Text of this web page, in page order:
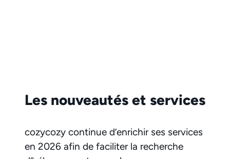
Les nouveautés et services
cozycozy continue d’enrichir ses services
en 2026 afin de faciliter la recherche